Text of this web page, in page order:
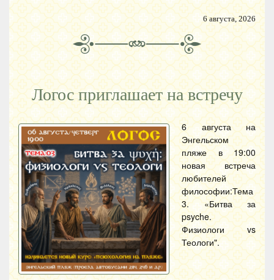
6 августа, 2026
Логос приглашает на встречу
6 августа на
Энгельском
пляже в 19:00
новая встреча
любителей
философии:Тема
3. «Битва за
psyche.
Физиологи vs
Теологи".